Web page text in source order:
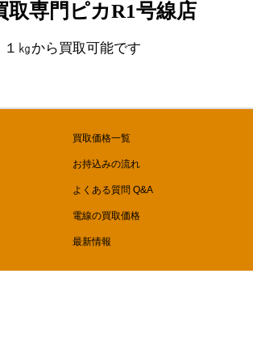
取専門ピカR1号線店
１㎏から買取可能です
買取価格一覧
お持込みの流れ
よくある質問 Q&A
電線の買取価格
最新情報